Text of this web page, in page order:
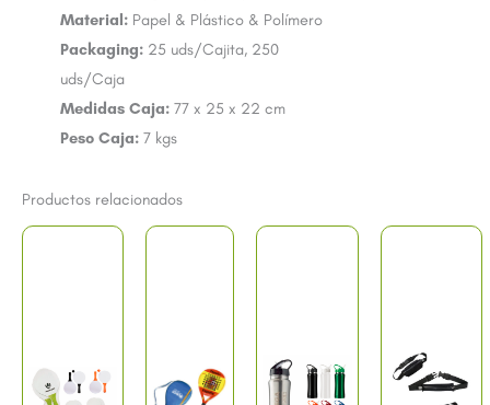
Material: Papel & Plástico & Polímero
Packaging: 25 uds/Cajita, 250
uds/Caja
Medidas Caja: 77 x 25 x 22 cm
Peso Caja: 7 kgs
Productos relacionados